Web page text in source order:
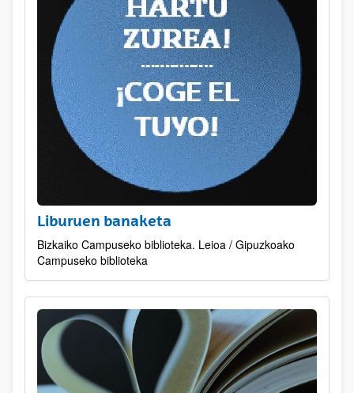
Liburuen banaketa
Bizkaiko Campuseko biblioteka. Leioa / Gipuzkoako
Campuseko biblioteka